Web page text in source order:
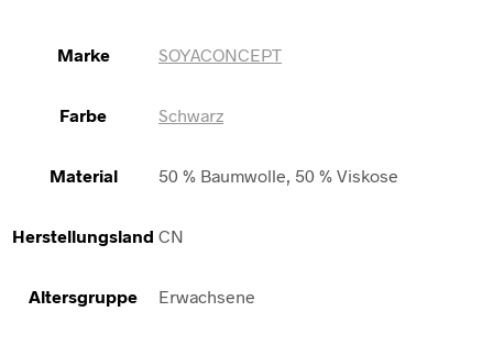
Marke SOYACONCEPT
Farbe Schwarz
Material 50 % Baumwolle, 50 % Viskose
Herstellungsland CN
Altersgruppe Erwachsene